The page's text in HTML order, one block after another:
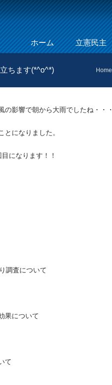
Menu
Skip to content
ホーム 立憲民主
ちます(*^o^*) Home
影響で朝から大雨でしたね・・・
になりました。
になります！！
調査について
果について
て